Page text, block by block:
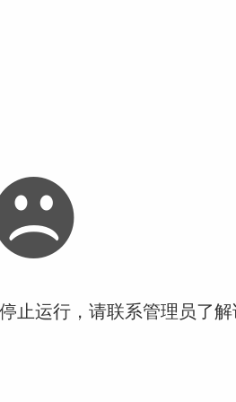
止运行，请联系管理员了